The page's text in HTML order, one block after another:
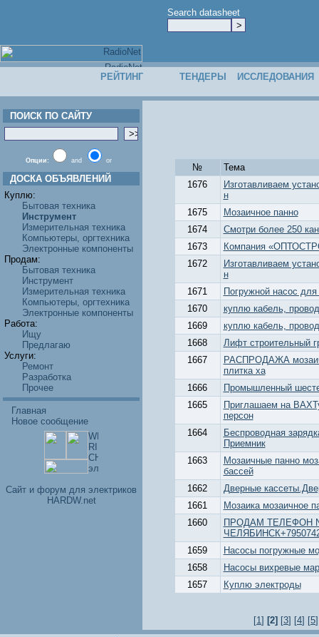
Search datasheet
РЕЙТИНГ ТЕНДЕРЫ ИССЛЕДОВАНИЯ
ПОИСК ПО САЙТУ
Опции: and or
ДОСКА ОБЪЯВЛЕНИЙ
Куплю:
Бытовая техника
Инструмент
Измерительная техника
Компьютеры, оргтехника
Электронные компоненты
Продам:
Бытовая техника
Инструмент
Измерительная техника
Компьютеры, оргтехника
Электронные компоненты
Работа:
Ищу
Предлагаю
Услуги:
Ремонт
Разработка
Прочее
Главная
Новое сообщение
Cайт и форум для электриков
HARDW.net
№
Тема
1676
Изготавливаем
н
1675
Мозаичное панно
1674
Смотри более 250
1673
Компания
1672
Изготавливаем
н
1671
Погружной насос
1670
куплю кабель,
1669
куплю кабель,
1668
Лифт строительный
1667
РАСПРОДАЖА
плитка ха
1666
Промышленный
1665
Приглашаем на
персон
1664
Беспроводная
Приемник
1663
Мозаичные панно
бассей
1662
Дверные
1661
Мозаика мозаичное
1660
ПРОДАМ ТЕЛЕФОН
1659
Насосы погружные
1658
Насосы вихревые
1657
Куплю электроды
[1] [2] [3] [4] [5